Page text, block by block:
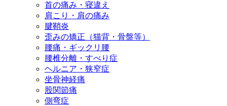
首の痛み・寝違え
肩こり・肩の痛み
腱鞘炎
歪みの矯正（猫背・骨盤等）
腰痛・ギックリ腰
腰椎分離・すべり症
ヘルニア・狭窄症
坐骨神経痛
股関節痛
側弯症